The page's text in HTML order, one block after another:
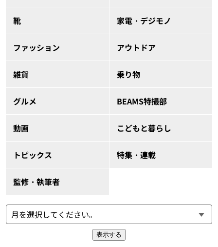
靴 家電・デジモノ
ファッション アウトドア
雑貨 乗り物
グルメ BEAMS特撮部
動画 こどもと暮らし
トピックス 特集・連載
監修・執筆者
表示する